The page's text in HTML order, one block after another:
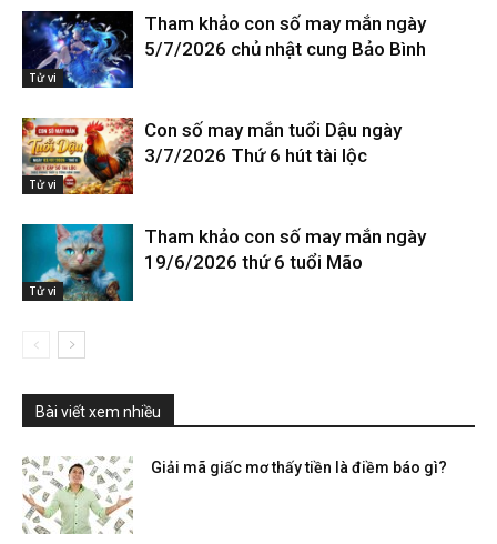
Tử vi
Tham khảo con số may mắn ngày
5/7/2026 chủ nhật cung Bảo Bình
Tử vi
Con số may mắn tuổi Dậu ngày
3/7/2026 Thứ 6 hút tài lộc
Tử vi
Tham khảo con số may mắn ngày
19/6/2026 thứ 6 tuổi Mão
Bài viết xem nhiều
Giải mã giấc mơ thấy tiền là điềm báo gì?